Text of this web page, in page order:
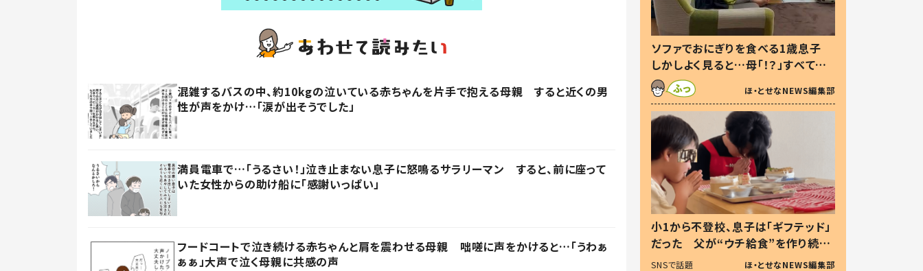
混雑するバスの中、約10kgの泣いている赤ちゃんを片手で抱える母親 すると近くの男
性が声をかけ…「涙が出そうでした」
満員電車で…「うるさい！」泣き止まない息子に怒鳴るサラリーマン すると、前に座って
いた女性からの助け船に「感謝いっぱい」
フードコートで泣き続ける赤ちゃんと肩を震わせる母親 咄嗟に声をかけると…「うわぁ
ぁぁ」大声で泣く母親に共感の声
ソファでおにぎりを食べる1歳息子
しかしよく見ると…母「！？」すべてを
察した母の投稿に「可愛いから許
す！」「現行犯〜」
ほ・とせなNEWS編集部
小1から不登校、息子は「ギフテッド」
だった 父が“ウチ給食”を作り続け
る理由とは #令和の親 #令和の子
SNSで話題 ほ・とせなNEWS編集部